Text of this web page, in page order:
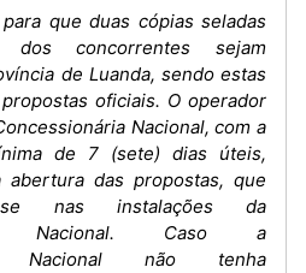
que duas cópias seladas
dos concorrentes sejam
de Luanda, sendo estas
oficiais. O operador
Nacional, com a
de 7 (sete) dias úteis,
das propostas, que
se nas instalações da
Nacional. Caso a
Nacional não tenha